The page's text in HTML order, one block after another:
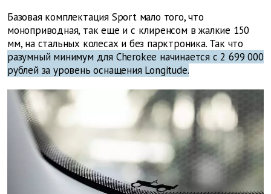
Базовая комплектация Sport мало того, что
моноприводная, так еще и с клиренсом в жалкие 150
мм, на стальных колесах и без парктроника. Так что
разумный минимум для Cherokee начинается с 2 699 000
рублей за уровень оснащения Longitude.